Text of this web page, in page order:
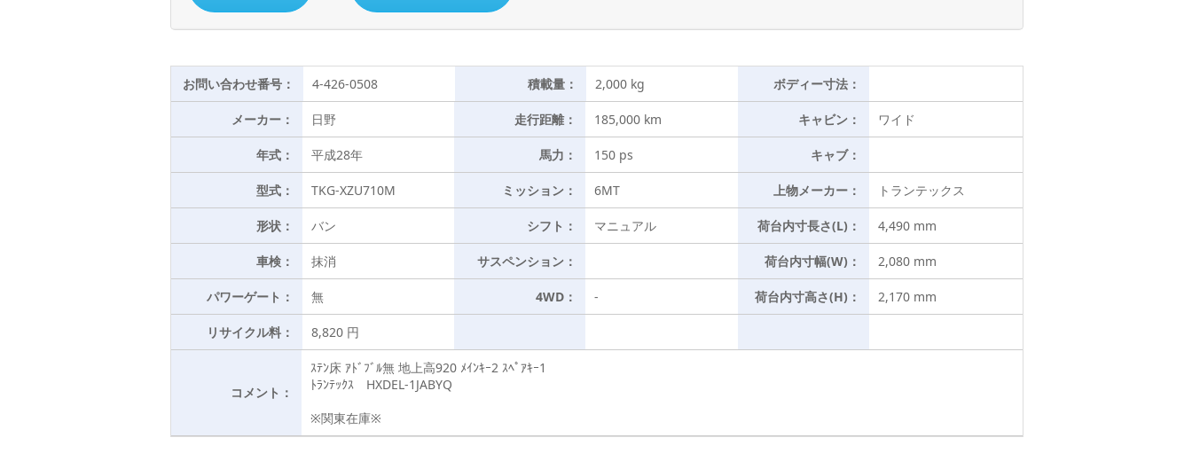
お問い合わせ番号： 4-426-0508 積載量： 2,000 kg ボディー寸法：
メーカー： 日野 走行距離： 185,000 km キャビン： ワイド
年式： 平成28年 馬力： 150 ps キャブ：
型式： TKG-XZU710M ミッション： 6MT 上物メーカー： トランテックス
形状： バン シフト： マニュアル 荷台内寸長さ(L)： 4,490 mm
車検： 抹消 サスペンション： 荷台内寸幅(W)： 2,080 mm
パワーゲート： 無 4WD： - 荷台内寸高さ(H)： 2,170 mm
リサイクル料： 8,820 円
コメント：
ｽﾃﾝ床 ｱﾄﾞﾌﾞﾙ無 地上高920 ﾒｲﾝｷｰ2 ｽﾍﾟｱｷｰ1
ﾄﾗﾝﾃｯｸｽ HXDEL-1JABYQ
※関東在庫※